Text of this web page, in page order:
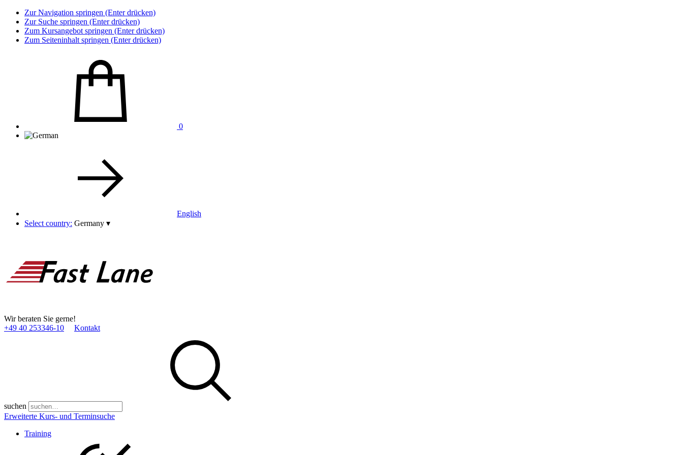
Zur Navigation springen (Enter drücken)
Zur Suche springen (Enter drücken)
Zum Kursangebot springen (Enter drücken)
Zum Seiteninhalt springen (Enter drücken)
0
English
Select country: Germany ▾
Wir beraten Sie gerne!
+49 40 253346­-10
Kontakt
suchen
Erweiterte Kurs- und Terminsuche
Training